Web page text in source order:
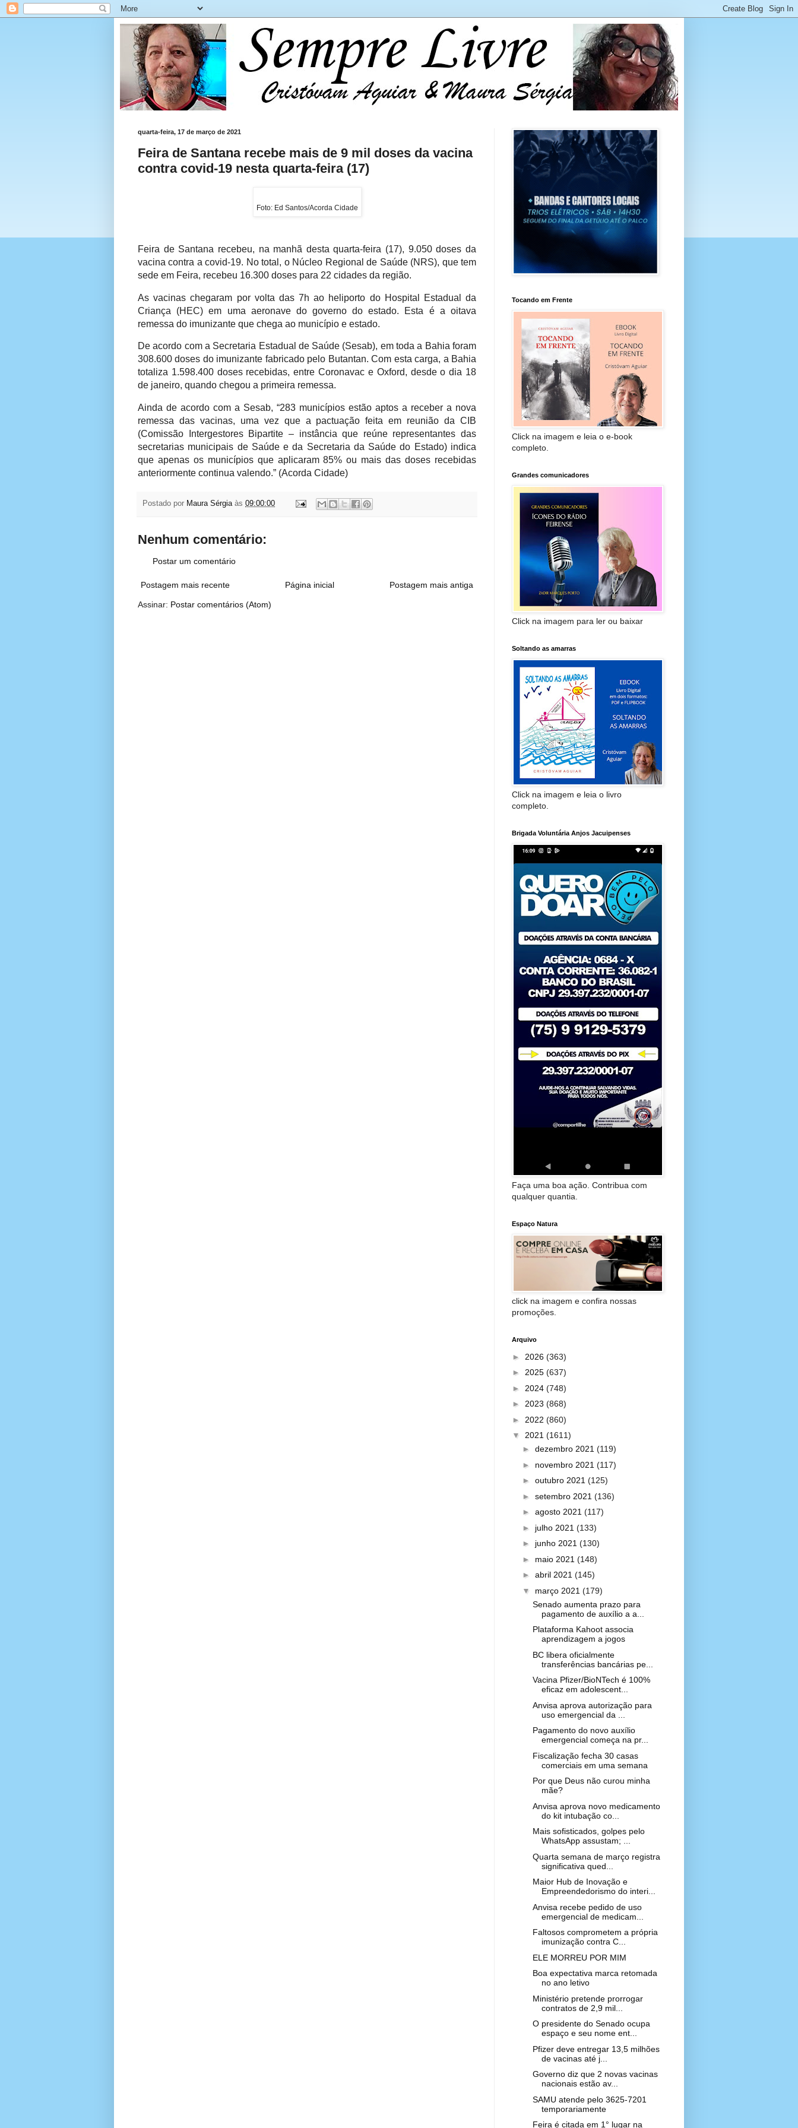
quarta-feira, 17 de março de 2021
Feira de Santana recebe mais de 9 mil doses da vacina
contra covid-19 nesta quarta-feira (17)
Foto: Ed Santos/Acorda Cidade
Feira de Santana recebeu, na manhã desta quarta-feira (17), 9.050 doses da
vacina contra a covid-19. No total, o Núcleo Regional de Saúde (NRS), que tem
sede em Feira, recebeu 16.300 doses para 22 cidades da região.
As vacinas chegaram por volta das 7h ao heliporto do Hospital Estadual da
Criança (HEC) em uma aeronave do governo do estado. Esta é a oitava
remessa do imunizante que chega ao município e estado.
De acordo com a Secretaria Estadual de Saúde (Sesab), em toda a Bahia foram
308.600 doses do imunizante fabricado pelo Butantan. Com esta carga, a Bahia
totaliza 1.598.400 doses recebidas, entre Coronavac e Oxford, desde o dia 18
de janeiro, quando chegou a primeira remessa.
Ainda de acordo com a Sesab, “283 municípios estão aptos a receber a nova
remessa das vacinas, uma vez que a pactuação feita em reunião da CIB
(Comissão Intergestores Bipartite – instância que reúne representantes das
secretarias municipais de Saúde e da Secretaria da Saúde do Estado) indica
que apenas os municípios que aplicaram 85% ou mais das doses recebidas
anteriormente continua valendo.” (Acorda Cidade)
Postado por Maura Sérgia às 09:00:00
Nenhum comentário:
Postar um comentário
Postagem mais recente Postagem mais antiga
Página inicial
Assinar: Postar comentários (Atom)
Tocando em Frente
Click na imagem e leia o e-book
completo.
Grandes comunicadores
Click na imagem para ler ou baixar
Soltando as amarras
Click na imagem e leia o livro
completo.
Brigada Voluntária Anjos Jacuipenses
Faça uma boa ação. Contribua com
qualquer quantia.
Espaço Natura
click na imagem e confira nossas
promoções.
Arquivo
► 2026 (363)
► 2025 (637)
► 2024 (748)
► 2023 (868)
► 2022 (860)
▼ 2021 (1611)
► dezembro 2021 (119)
► novembro 2021 (117)
► outubro 2021 (125)
► setembro 2021 (136)
► agosto 2021 (117)
► julho 2021 (133)
► junho 2021 (130)
► maio 2021 (148)
► abril 2021 (145)
▼ março 2021 (179)
Senado aumenta prazo para
pagamento de auxílio a a...
Plataforma Kahoot associa
aprendizagem a jogos
BC libera oficialmente
transferências bancárias pe...
Vacina Pfizer/BioNTech é 100%
eficaz em adolescent...
Anvisa aprova autorização para
uso emergencial da ...
Pagamento do novo auxílio
emergencial começa na pr...
Fiscalização fecha 30 casas
comerciais em uma semana
Por que Deus não curou minha
mãe?
Anvisa aprova novo medicamento
do kit intubação co...
Mais sofisticados, golpes pelo
WhatsApp assustam; ...
Quarta semana de março registra
significativa qued...
Maior Hub de Inovação e
Empreendedorismo do interi...
Anvisa recebe pedido de uso
emergencial de medicam...
Faltosos comprometem a própria
imunização contra C...
ELE MORREU POR MIM
Boa expectativa marca retomada
no ano letivo
Ministério pretende prorrogar
contratos de 2,9 mil...
O presidente do Senado ocupa
espaço e seu nome ent...
Pfizer deve entregar 13,5 milhões
de vacinas até j...
Governo diz que 2 novas vacinas
nacionais estão av...
SAMU atende pelo 3625-7201
temporariamente
Feira é citada em 1° lugar na